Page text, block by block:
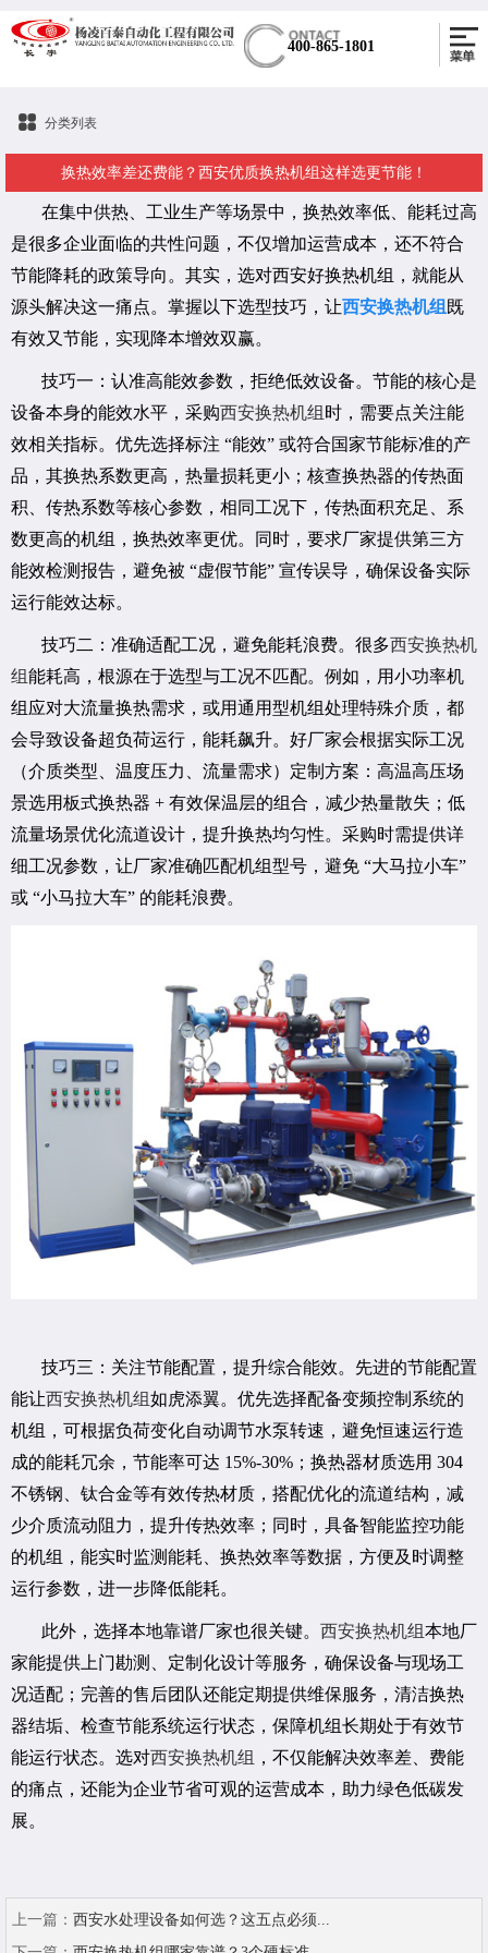
400-865-1801
分类列表
换热效率差还费能？西安优质换热机组这样选更节能！
在集中供热、工业生产等场景中，换热效率低、能耗过高
是很多企业面临的共性问题，不仅增加运营成本，还不符合
节能降耗的政策导向。其实，选对西安好换热机组，就能从
源头解决这一痛点。掌握以下选型技巧，让西安换热机组 既
有效又节能，实现降本增效双赢。
技巧一：认准高能效参数，拒绝低效设备。节能的核心是
设备本身的能效水平，采购西安换热机组 时，需要点关注能
效相关指标。优先选择标注 “能效” 或符合国家节能标准的产
品，其换热系数更高，热量损耗更小；核查换热器的传热面
积、传热系数等核心参数，相同工况下，传热面积充足、系
数更高的机组，换热效率更优。同时，要求厂家提供第三方
能效检测报告，避免被 “虚假节能” 宣传误导，确保设备实际
运行能效达标。
技巧二：准确适配工况，避免能耗浪费。很多西安换热机
组能耗高，根源在于选型与工况不匹配。例如，用小功率机
组应对大流量换热需求，或用通用型机组处理特殊介质，都
会导致设备超负荷运行，能耗飙升。好厂家会根据实际工况
（介质类型、温度压力、流量需求）定制方案：高温高压场
景选用板式换热器 + 有效保温层的组合，减少热量散失；低
流量场景优化流道设计，提升换热均匀性。采购时需提供详
细工况参数，让厂家准确匹配机组型号，避免 “大马拉小车”
或 “小马拉大车” 的能耗浪费。
技巧三：关注节能配置，提升综合能效。先进的节能配置
能让西安换热机组如虎添翼。优先选择配备变频控制系统的
机组，可根据负荷变化自动调节水泵转速，避免恒速运行造
成的能耗冗余，节能率可达 15%-30%；换热器材质选用 304
不锈钢、钛合金等有效传热材质，搭配优化的流道结构，减
少介质流动阻力，提升传热效率；同时，具备智能监控功能
的机组，能实时监测能耗、换热效率等数据，方便及时调整
运行参数，进一步降低能耗。
此外，选择本地靠谱厂家也很关键。 西安换热机组本地厂
家能提供上门勘测、定制化设计等服务，确保设备与现场工
况适配；完善的售后团队还能定期提供维保服务，清洁换热
器结垢、检查节能系统运行状态，保障机组长期处于有效节
能运行状态。选对西安换热机组 ，不仅能解决效率差、费能
的痛点，还能为企业节省可观的运营成本，助力绿色低碳发
展。
上一篇： 西安水处理设备如何选？这五点必须...